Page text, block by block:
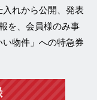
入れから公開、発表
を、 会員様のみ事
物件」への特急券